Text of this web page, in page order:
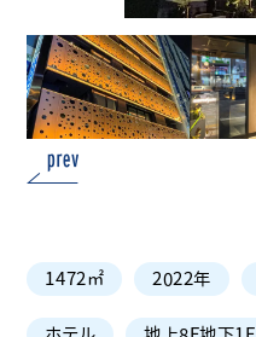
1472㎡ 2022年